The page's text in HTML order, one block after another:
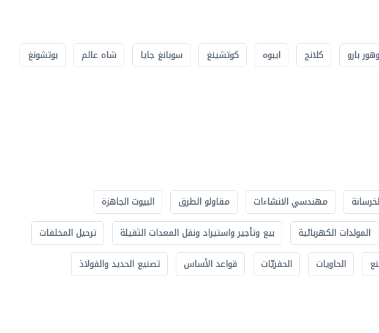
بارو كلانج ايبوه كوتشينغ سوبانغ جايا شاه عالم بوتشونغ
مهندسي الانشاءات مقاولو الطرق
البيوت الجاهزة
المولدات الكهربائية بيع وتأجير واستيراد ونقل المعدات الثقيلة
ترحيل المخلفات
الحاويات الحفريّات قواعد الأساس
تصنيع الحديد والفولاذ